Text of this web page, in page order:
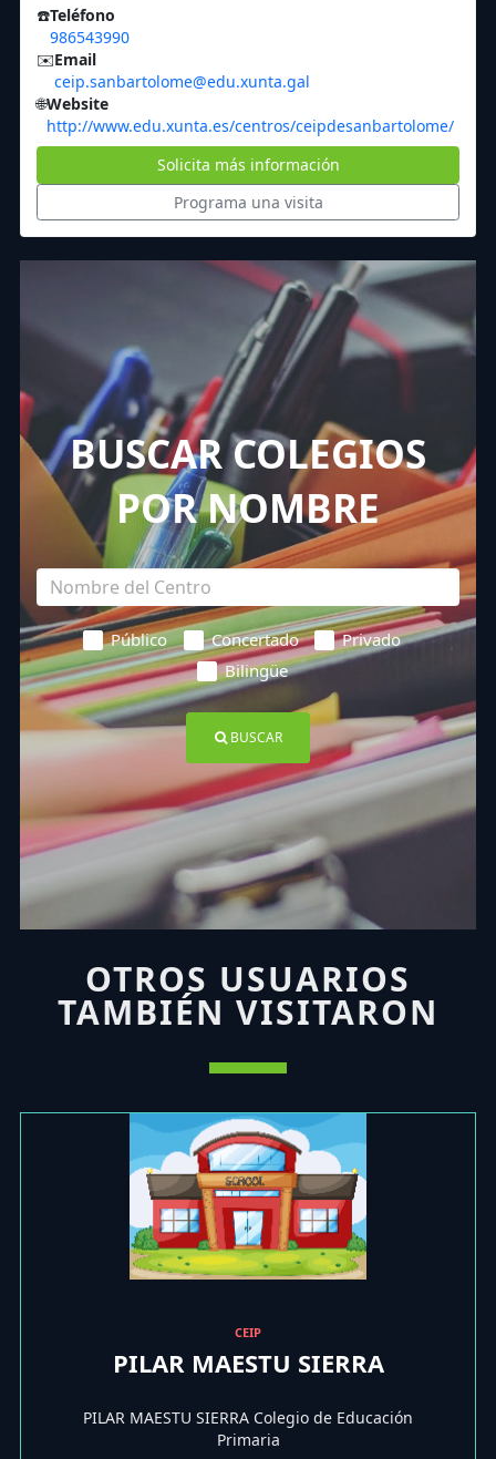
☎️Teléfono
986543990
✉️Email
ceip.sanbartolome@edu.xunta.gal
🌐Website
http://www.edu.xunta.es/centros/ceipdesanbartolome/
Solicita más información
Programa una visita
BUSCAR COLEGIOS
POR NOMBRE
Público Concertado
Privado
Bilingüe
BUSCAR
OTROS USUARIOS
TAMBIÉN VISITARON
CEIP
PILAR MAESTU SIERRA
PILAR MAESTU SIERRA Colegio de Educación
Primaria